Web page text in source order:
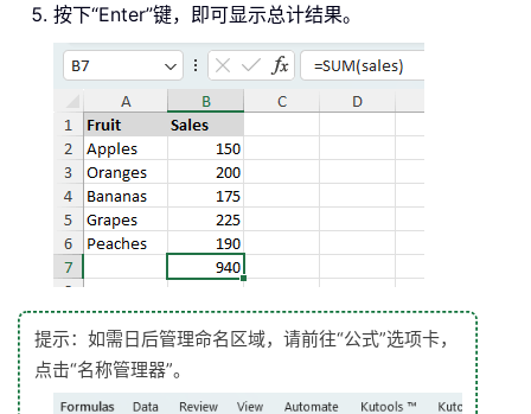
按下“Enter”键，即可显示总计结果。
提示：如需日后管理命名区域，请前往“公式”选项卡，
点击“名称管理器”。